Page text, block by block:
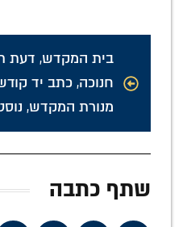
בית המקדש, דעת
חנוכה, כתב יד
מנורת המקדש,
שתף כתבה